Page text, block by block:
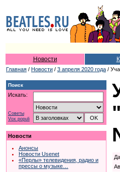
Новости
Главная / Новости / 3 апреля 2020 года /
Поиск
Искать:
Советы
Vox populi
Новости
Анонсы
Новости Usenet
«Перлы» телевидения, радио и
прессы о музыке…